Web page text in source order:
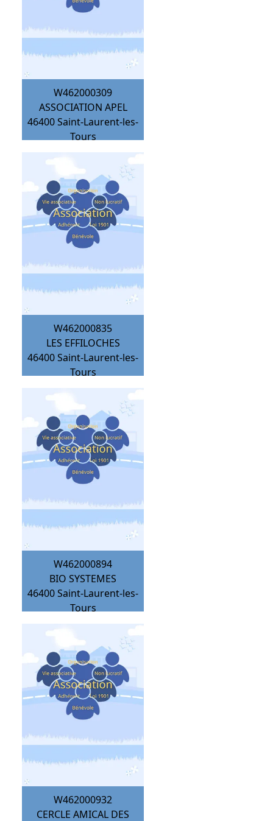
W462000309
ASSOCIATION APEL
46400Saint-Laurent-les-
Tours
W462000835
LES EFFILOCHES
46400Saint-Laurent-les-
Tours
W462000894
BIO SYSTEMES
46400Saint-Laurent-les-
Tours
W462000932
CERCLE AMICAL DES